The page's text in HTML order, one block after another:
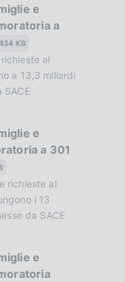
e
a
KB
al
a 13,3 miliardi
e
a 301
richieste al
i 13
da SACE
e